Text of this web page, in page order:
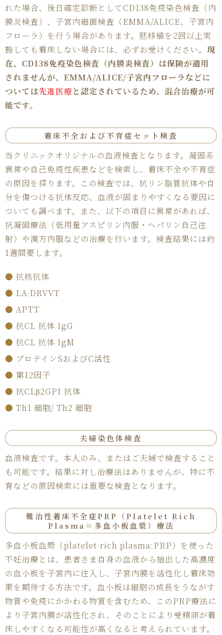
れた場合、後日確定診断としてCD138免疫染色検査（内
膜炎検査）、子宮内細菌検査（EMMA/ALICE、子宮内
フローラ）を行う場合があります。胚移植を2回以上実
施しても着床しない場合には、必ずお受けください。 現
在、CD138免疫染色検査（内膜炎検査）は保険が適用
されませんが、EMMA/ALICE/子宮内フローラなどに
ついては先進医療と認定されているため、混合治療が可
能です。
着床不全および不育症セット検査
当クリニックオリジナルの血液検査となります。凝固系
異常や自己免疫性疾患などを検索し、着床不全や不育症
の原因を探ります。この検査では、抗リン脂質抗体や自
分を傷つける抗体反応、血液が固まりやすくなる要因に
ついても調べます。また、以下の項目に異常があれば、
抗凝固療法（低用量アスピリン内服・ヘパリン自己注
射）や漢方内服などの治療を行います。検査結果には約
1週間要します。
● 抗核抗体
● LA-DRVVT
● APTT
● 抗CL 抗体 IgG
● 抗CL 抗体 IgM
● プロテインSおよびC活性
● 第12因子
● 抗CLβ2GPI 抗体
● Th1 細胞/ Th2 細胞
夫婦染色体検査
血液検査です。本人のみ、またはご夫婦で検査すること
も可能です。結果に対し治療法はありませんが、特に不
育などの原因検索には重要な検査となります。
難治性着床不全症PRP（Platelet Rich
Plasma＝多血小板血漿）療法
多血小板血漿（platelet-rich plasma:PRP）を使った
不妊治療とは、患者さま自身の血液から抽出した高濃度
の血小板を子宮内に注入し、子宮内膜を活性化し着床効
果を期待する方法です。血小板は細胞の成長をうながす
物質や免疫にかかわる物質を含むため、このPRP療法に
より子宮内膜が活性化され、そのことにより受精卵が着
床しやすくなる可能性が高くなると考えられています。